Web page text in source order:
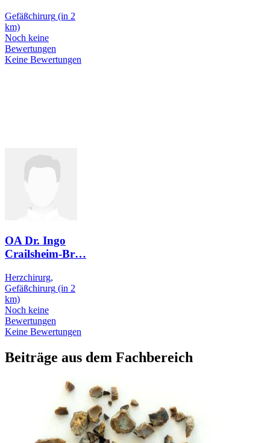
Gefäßchirurg (in 2
km)
Noch keine
Bewertungen
Keine Bewertungen
OA Dr. Ingo
Crailsheim-Br…
Herzchirurg,
Gefäßchirurg (in 2
km)
Noch keine
Bewertungen
Keine Bewertungen
Beiträge aus dem Fachbereich